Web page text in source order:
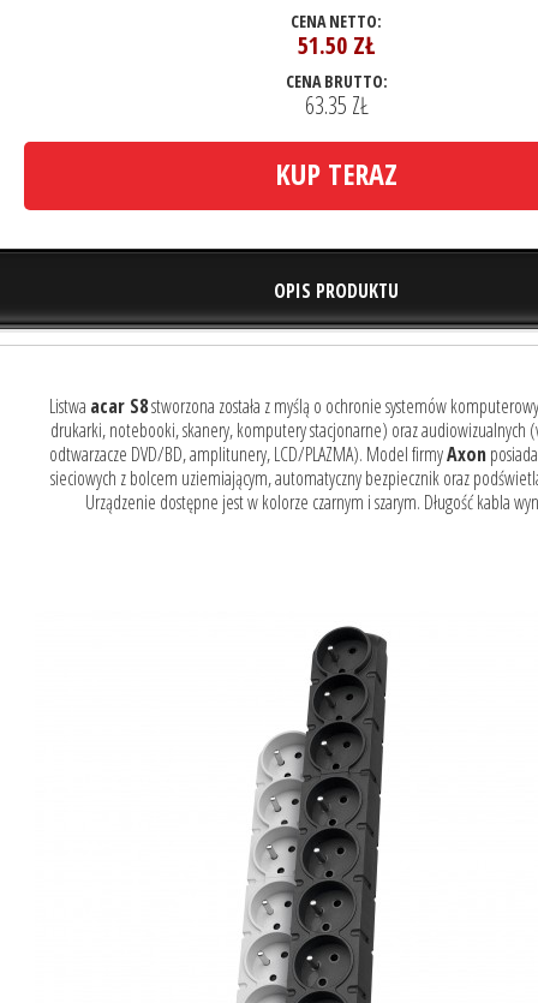
CENA NETTO:
51.50 ZŁ
CENA BRUTTO:
63.35 ZŁ
KUP TERAZ
OPIS PRODUKTU
Listwa acar S8stworzona została z myślą o ochronie systemów
drukarki, notebooki, skanery, komputery stacjonarne) oraz audiowizualnych
odtwarzacze DVD/BD, amplitunery, LCD/PLAZMA). Model firmyAxon
sieciowych z bolcem uziemiającym, automatyczny bezpiecznik oraz
Urządzenie dostępne jest w kolorze czarnym i szarym. Długość kabla